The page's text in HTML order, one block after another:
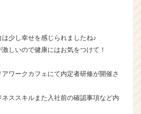
ウ
少し幸せを感じられましたね♪
しいので健康にはお気をつけて！
ワークカフェにて内定者研修が開催さ
ススキルまた入社前の確認事項など内